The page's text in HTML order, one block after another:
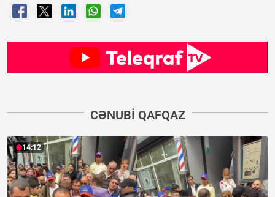
CƏNUBI QAFQAZ
14:12